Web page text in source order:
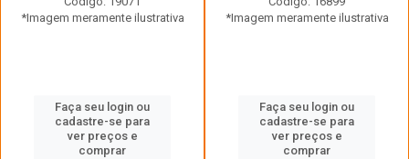
*Imagem meramente ilustrativa
Faça seu login ou
cadastre-se para
ver preços e
comprar
*Imagem meramente ilustrativa
Faça seu login ou
cadastre-se para
ver preços e
comprar